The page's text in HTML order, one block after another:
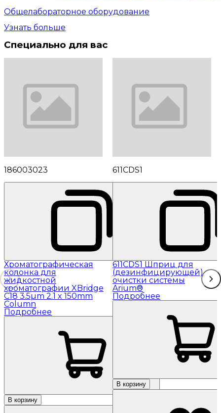
Общелабораторное оборудование
Узнать больше
Специально для вас
186003023
Хроматографическая
колонка для
жидкостной
хроматографии XBridge
C18 3.5µm 2.1 x 150mm
Column
Подробнее
В корзину
611CDS1
611CDS1 Шприц для
(дезинфицирующей)
очистки системы
Arium®
Подробнее
В корзину